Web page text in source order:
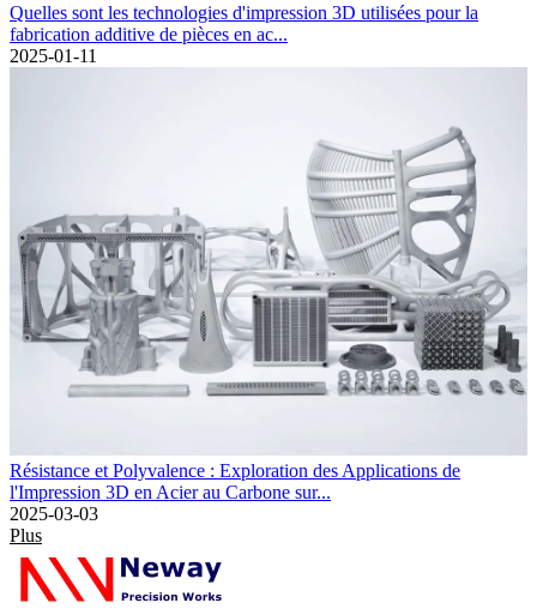
Quelles sont les technologies d'impression 3D utilisées pour la
fabrication additive de pièces en ac...
2025-01-11
Résistance et Polyvalence : Exploration des Applications de
l'Impression 3D en Acier au Carbone sur...
2025-03-03
Plus